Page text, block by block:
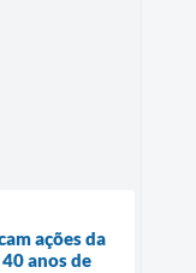
ações da
anos de